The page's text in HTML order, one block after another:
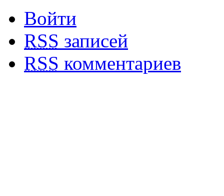
Войти
RSS записей
RSS комментариев